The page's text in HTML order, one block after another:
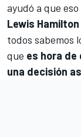
ayudó a que
Lewis
todos sabemos
que es hora de
una decisión